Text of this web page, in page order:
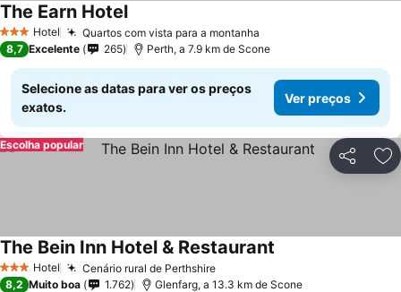
3 EstrelasHotel Quartos com vista para a montanha
The Earn Hotel
8,7 Excelente 265 Perth, a 7.9 km de Scone
Selecione as datas para ver os preços
exatos.
Ver preços
Partilhar
Escolha popular
3 EstrelasHotel Cenário rural de Perthshire
The Bein Inn Hotel & Restaurant
8,2 Muito boa 1.762 Glenfarg, a 13.3 km de Scone